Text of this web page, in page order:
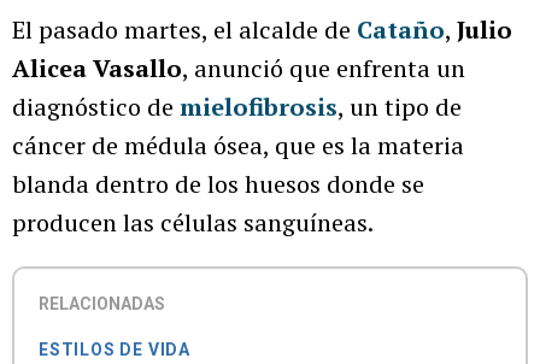
El pasado martes, el alcalde de Cataño, Julio
Alicea Vasallo, anunció que enfrenta un
diagnóstico de mielofibrosis, un tipo de
cáncer de médula ósea, que es la materia
blanda dentro de los huesos donde se
producen las células sanguíneas.
RELACIONADAS
ESTILOS DE VIDA